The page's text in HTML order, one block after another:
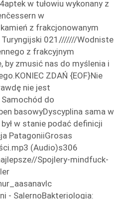
w tułowiu wykonany z
w
z frakcjonowanym
021///////Wodniste
z frakcyjnym
zmusić nas do myślenia i
ZDAŃ {EOF}Nie
nie jest
do
basowyDyscyplina sama w
w stanie podać definicji
PatagoniiGrosas
(Audio)s306
Spojlery-mindfuck-
- SalernoBakteriologia: